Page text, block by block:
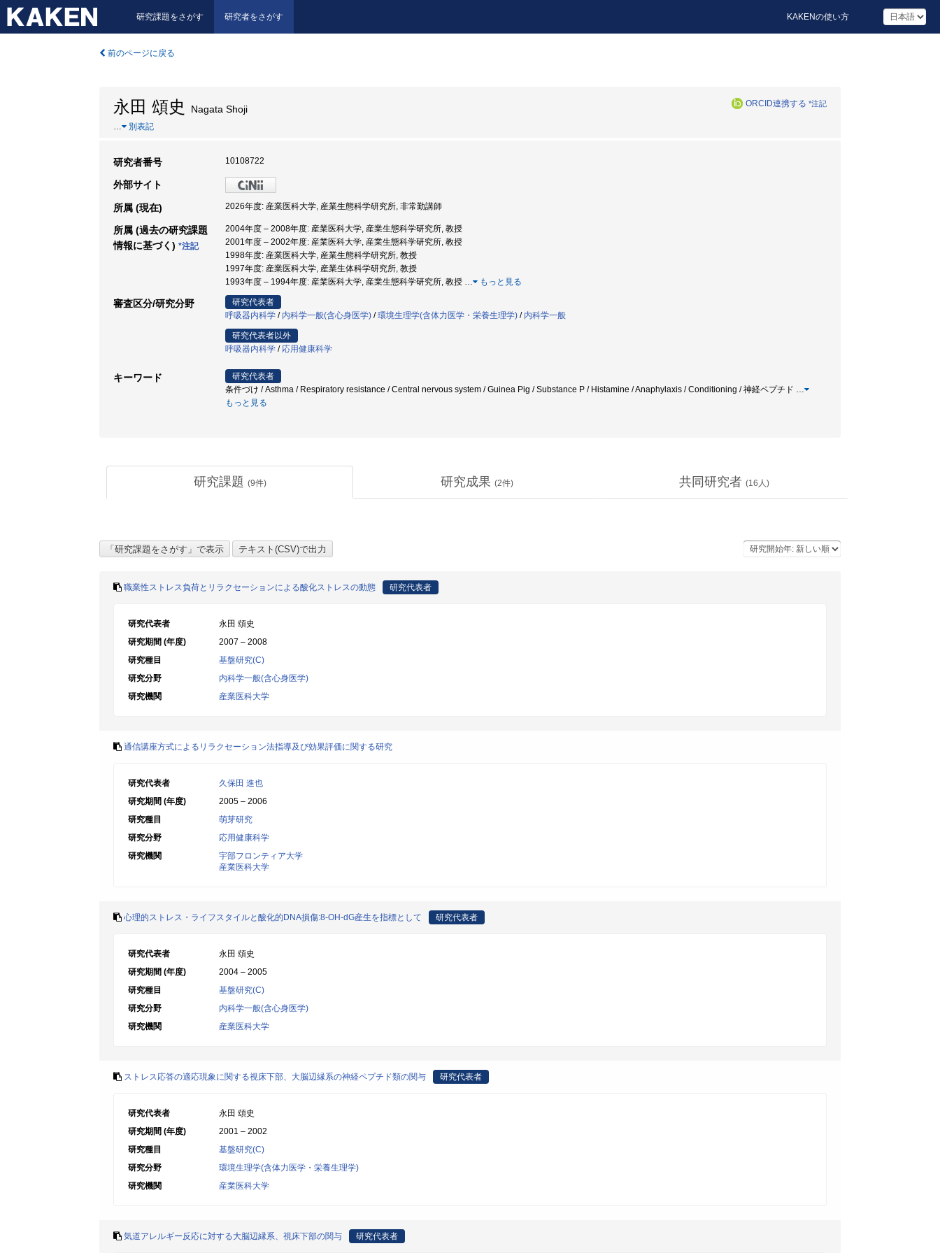
研究課題をさがす 研究者をさがす KAKENの使い方
前のページに戻る
永田 頌史 Nagata Shoji ORCID連携する *注記
… 別表記
研究者番号 10108722
外部サイト
所属 (現在) 2026年度: 産業医科大学, 産業生態科学研究所, 非常勤講師
所属 (過去の研究課題
情報に基づく) *注記
2004年度 – 2008年度: 産業医科大学, 産業生態科学研究所, 教授
2001年度 – 2002年度: 産業医科大学, 産業生態科学研究所, 教授
1998年度: 産業医科大学, 産業生態科学研究所, 教授
1997年度: 産業医科大学, 産業生体科学研究所, 教授
1993年度 – 1994年度: 産業医科大学, 産業生態科学研究所, 教授 … もっと見る
審査区分/研究分野
研究代表者
呼吸器内科学 / 内科学一般(含心身医学) /環境生理学(含体力医学・栄養生理学) / 内科学一般
研究代表者以外
呼吸器内科学 / 応用健康科学
キーワード
研究代表者
条件づけ / Asthma / Respiratory resistance / Central nervous system / Guinea Pig / Substance P / Histamine / Anaphylaxis / Conditioning / 神経ペプチド …
もっと見る
研究課題 (9件) 研究成果 (2件) 共同研究者 (16 人)
職業性ストレス負荷とリラクセーションによる酸化ストレスの動態 研究代表者
研究代表者
永田 頌史
研究期間 (年度)
2007 – 2008
研究種目
基盤研究(C)
研究分野
内科学一般(含心身医学)
研究機関
産業医科大学
通信講座方式によるリラクセーション法指導及び効果評価に関する研究
研究代表者
久保田 進也
研究期間 (年度)
2005 – 2006
研究種目
萌芽研究
研究分野
応用健康科学
研究機関
宇部フロンティア大学
産業医科大学
心理的ストレス・ライフスタイルと酸化的DNA損傷:8-OH-dG産生を指標として 研究代表者
研究代表者
永田 頌史
研究期間 (年度)
2004 – 2005
研究種目
基盤研究(C)
研究分野
内科学一般(含心身医学)
研究機関
産業医科大学
ストレス応答の適応現象に関する視床下部、大脳辺縁系の神経ペプチド類の関与 研究代表者
研究代表者
永田 頌史
研究期間 (年度)
2001 – 2002
研究種目
基盤研究(C)
研究分野
環境生理学(含体力医学・栄養生理学)
研究機関
産業医科大学
気道アレルギー反応に対する大脳辺縁系、視床下部の関与 研究代表者